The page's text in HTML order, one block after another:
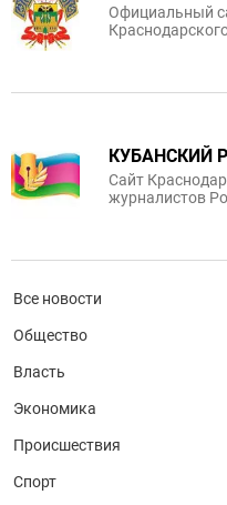
Официальный
КУБАНСКИЙ
Сайт
журналистов
Все новости
Общество
Власть
Экономика
Происшествия
Спорт